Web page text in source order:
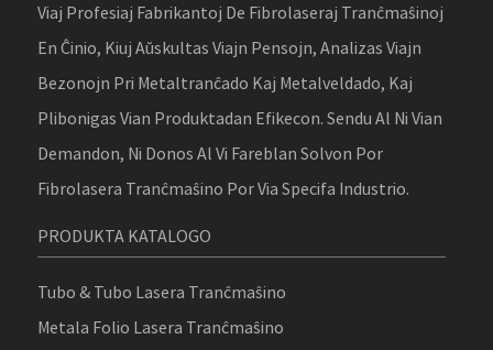
Viaj Profesiaj Fabrikantoj De Fibrolaseraj Tranĉmaŝinoj
En Ĉinio, Kiuj Aŭskultas Viajn Pensojn, Analizas Viajn
Bezonojn Pri Metaltranĉado Kaj Metalveldado, Kaj
Plibonigas Vian Produktadan Efikecon. Sendu Al Ni Vian
Demandon, Ni Donos Al Vi Fareblan Solvon Por
Fibrolasera Tranĉmaŝino Por Via Specifa Industrio.
PRODUKTA KATALOGO
Tubo & Tubo Lasera Tranĉmaŝino
Metala Folio Lasera Tranĉmaŝino